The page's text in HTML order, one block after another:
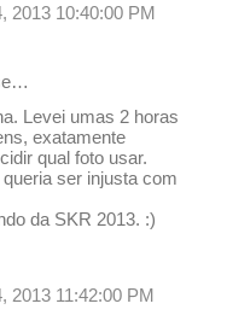
2013 10:40:00 PM
Levei umas 2 horas
exatamente
qual foto usar.
ser injusta com
da SKR 2013. :)
2013 11:42:00 PM